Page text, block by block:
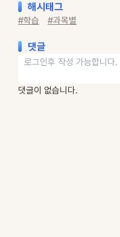
해시태그
#학습 #과목별
댓글
댓글이 없습니다.